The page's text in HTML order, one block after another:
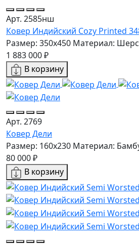
Арт. 2585нш
Ковер Индийский Cozy Printed
Размер: 350x450 Материал:
1 883 000 ₽
В корзину
Арт. 2769
Ковер Дели
Размер: 160х230 Материал:
80 000 ₽
В корзину